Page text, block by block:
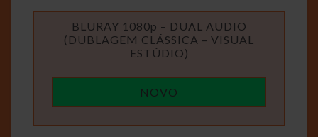
BLURAY 1080p – DUAL AUDIO
(DUBLAGEM CLÁSSICA – VISUAL
ESTÚDIO)
NOVO